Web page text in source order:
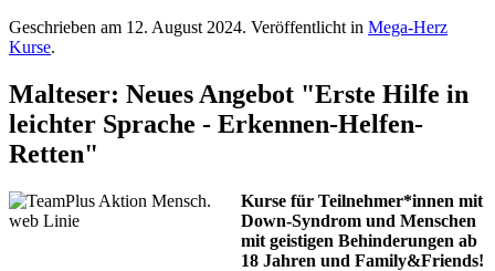
Geschrieben am 12. August 2024. Veröffentlicht in Mega-Herz
Kurse.
Malteser: Neues Angebot "Erste Hilfe in
leichter Sprache - Erkennen-Helfen-
Retten"
Kurse für Teilnehmer*innen mit
Down-Syndrom und Menschen
mit geistigen Behinderungen ab
18 Jahren und Family&Friends!